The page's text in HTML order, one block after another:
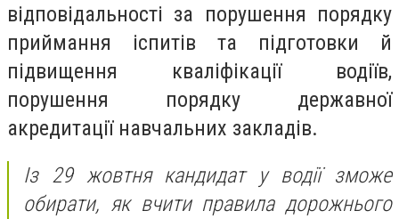
відповідальності за порушення порядку
приймання іспитів та підготовки й
підвищення кваліфікації водіїв,
порушення порядку державної
акредитації навчальних закладів.
Із 29 жовтня кандидат у водії зможе
обирати, як вчити правила дорожнього